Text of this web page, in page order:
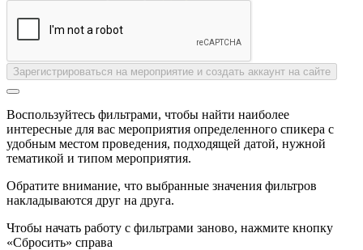
Зарегистрироваться на мероприятие и создать аккаунт на сайте
Воспользуйтесь фильтрами, чтобы найти наиболее
интересные для вас мероприятия определенного спикера с
удобным местом проведения, подходящей датой, нужной
тематикой и типом мероприятия.
Обратите внимание, что выбранные значения фильтров
накладываются друг на друга.
Чтобы начать работу с фильтрами заново, нажмите кнопку
«Сбросить» справа